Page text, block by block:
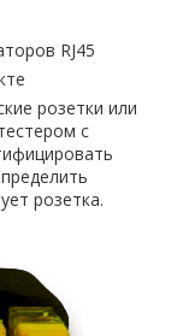
RJ45
розетки или
с
розетка.